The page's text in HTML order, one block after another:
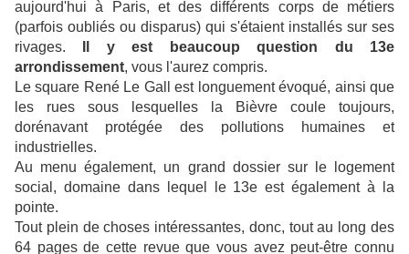
aujourd'hui à Paris, et des différents corps de métiers
(parfois oubliés ou disparus) qui s'étaient installés sur ses
rivages.
Il y est beaucoup question du 13e
arrondissement, vous l'aurez compris.
Le square René Le Gall est longuement évoqué, ainsi que
les rues sous lesquelles la Bièvre coule toujours,
dorénavant protégée des pollutions humaines et
industrielles.
Au menu également, un grand dossier sur le logement
social, domaine dans lequel le 13e est également à la
pointe.
Tout plein de choses intéressantes, donc, tout au long des
64 pages de cette revue que vous avez peut-être connu